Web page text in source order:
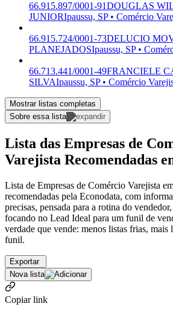
66.915.897/0001-91DOUGLAS
JUNIORIpaussu, SP • Comércio
66.915.724/0001-73DELUCIO
PLANEJADOSIpaussu, SP •
66.713.441/0001-49FRANCIELE
SILVAIpaussu, SP • Comércio
Mostrar listas completas
Sobre essa lista
Lista das Empresas de
Varejista Recomendadas
Lista de Empresas de Comércio Varejista
recomendadas pela Econodata, com
precisas, pensada para a rotina do
focando no Lead Ideal para um funil de
verdade que vende: menos listas frias, mais
funil.
Exportar
Nova lista
Copiar link